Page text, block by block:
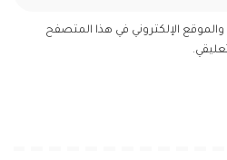
والموقع الإلكتروني في هذا المتصفح